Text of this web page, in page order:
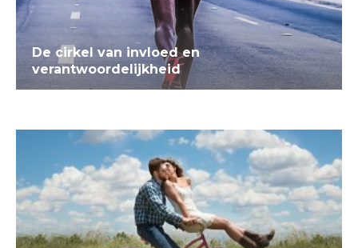
De cirkel van invloed en
verantwoordelijkheid